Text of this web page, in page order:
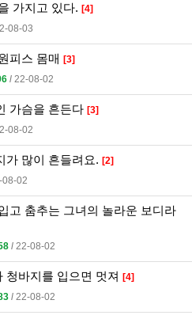
가지고 있다. [4]
08-03
피스 몸매 [3]
l 22-08-02
가슴을 흔든다 [3]
08-02
가 많이 흔들려요. [2]
08-02
고 춤추는 그녀의 놀라운 보디라
l 22-08-02
청바지를 입으면 멋져 [4]
l 22-08-02